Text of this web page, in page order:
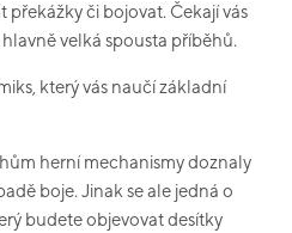
či bojovat. Čekají vás
velká spousta příběhů.
který vás naučí základní
herní mechanismy doznaly
boje. Jinak se ale jedná o
budete objevovat desítky